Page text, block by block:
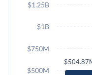
$500M
$750M
$1B
$1.25B